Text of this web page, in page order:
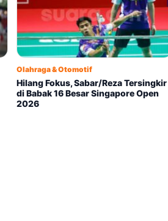
Olahraga & Otomotif
Hilang Fokus, Sabar/Reza Tersingkir
di Babak 16 Besar Singapore Open
2026